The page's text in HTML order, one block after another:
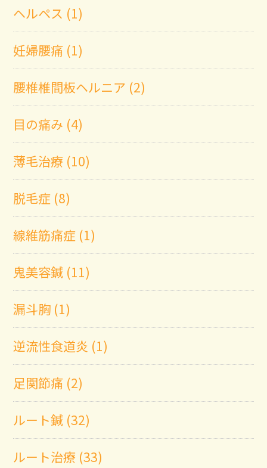
ヘルペス (1)
妊婦腰痛 (1)
腰椎椎間板ヘルニア (2)
目の痛み (4)
薄毛治療 (10)
脱毛症 (8)
線維筋痛症 (1)
鬼美容鍼 (11)
漏斗胸 (1)
逆流性食道炎 (1)
足関節痛 (2)
ルート鍼 (32)
ルート治療 (33)